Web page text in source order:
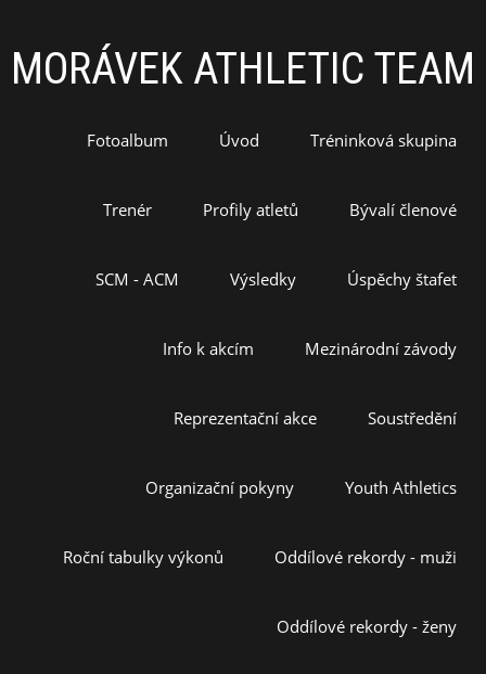
MORÁVEK ATHLETIC TEAM
Fotoalbum Úvod Tréninková skupina
Trenér Profily atletů Bývalí členové
SCM - ACM Výsledky Úspěchy štafet
Info k akcím Mezinárodní závody
Reprezentační akce Soustředění
Organizační pokyny Youth Athletics
Roční tabulky výkonů Oddílové rekordy - muži
Oddílové rekordy - ženy